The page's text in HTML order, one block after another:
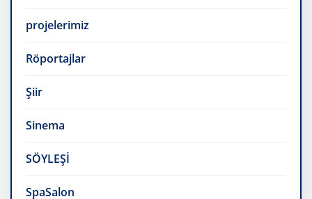
projelerimiz
Röportajlar
Şiir
Sinema
SÖYLEŞİ
SpaSalon